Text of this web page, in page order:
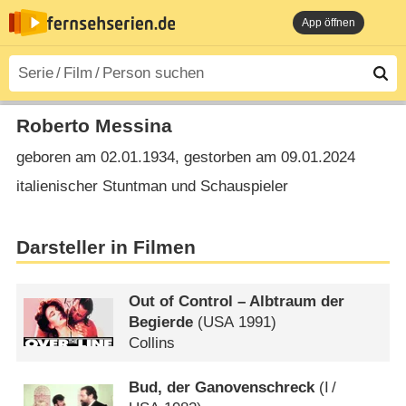
App öffnen
Roberto Messina
geboren am 02.01.1934, gestorben am 09.01.2024
italienischer Stuntman und Schauspieler
Darsteller in Filmen
Out of Control – Albtraum der
Begierde (USA1991)
Collins
Bud, der Ganovenschreck (I /